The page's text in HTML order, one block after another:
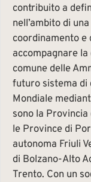
contribuito a
nell’ambito di
coordinamento e
accompagnare
comune delle
futuro sistema di
Mondiale
sono la Provincia
le Province di
autonoma Friuli
di Bolzano-Alto
Trento. Con un